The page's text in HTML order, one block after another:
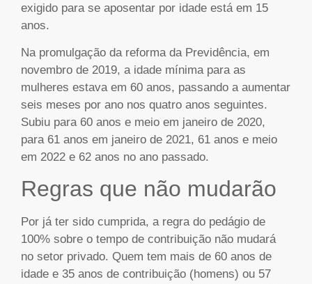
exigido para se aposentar por idade está em 15
anos.
Na promulgação da reforma da Previdência, em
novembro de 2019, a idade mínima para as
mulheres estava em 60 anos, passando a aumentar
seis meses por ano nos quatro anos seguintes.
Subiu para 60 anos e meio em janeiro de 2020,
para 61 anos em janeiro de 2021, 61 anos e meio
em 2022 e 62 anos no ano passado.
Regras que não mudarão
Por já ter sido cumprida, a regra do pedágio de
100% sobre o tempo de contribuição não mudará
no setor privado. Quem tem mais de 60 anos de
idade e 35 anos de contribuição (homens) ou 57